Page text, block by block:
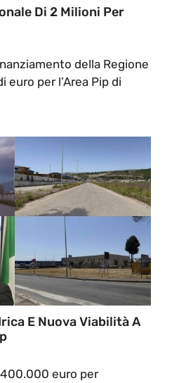
Di 2 Milioni Per
della Regione
euro per l’Area Pip di
E Nuova Viabilità A
euro per